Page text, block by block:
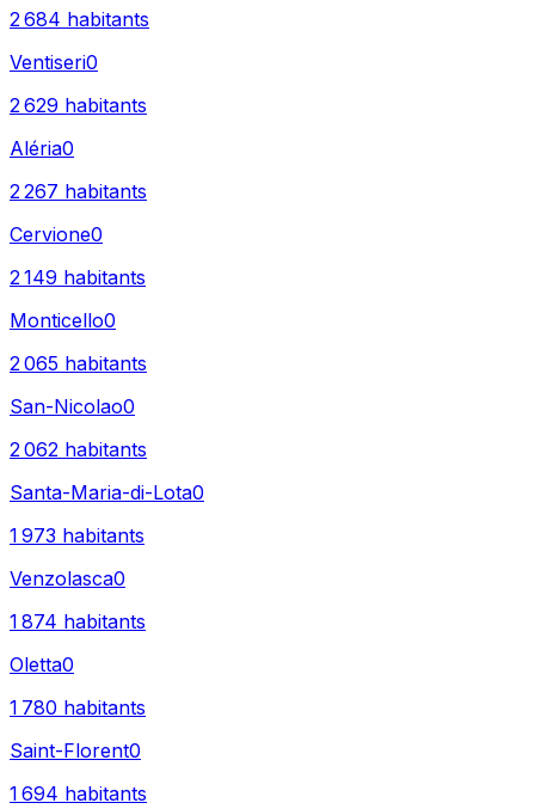
2 684 habitants
Ventiseri0
2 629 habitants
Aléria0
2 267 habitants
Cervione0
2 149 habitants
Monticello0
2 065 habitants
San-Nicolao0
2 062 habitants
Santa-Maria-di-Lota0
1 973 habitants
Venzolasca0
1 874 habitants
Oletta0
1 780 habitants
Saint-Florent0
1 694 habitants